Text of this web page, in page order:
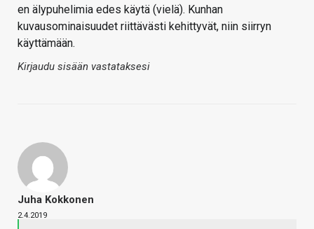
en älypuhelimia edes käytä (vielä). Kunhan
kuvausominaisuudet riittävästi kehittyvät, niin siirryn
käyttämään.
Kirjaudu sisään vastataksesi
Juha Kokkonen
2.4.2019